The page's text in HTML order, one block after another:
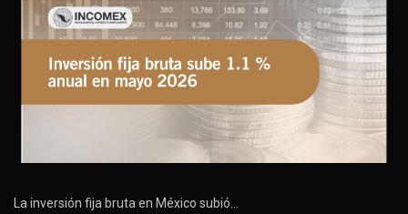
La inversión fija bruta en México subió…